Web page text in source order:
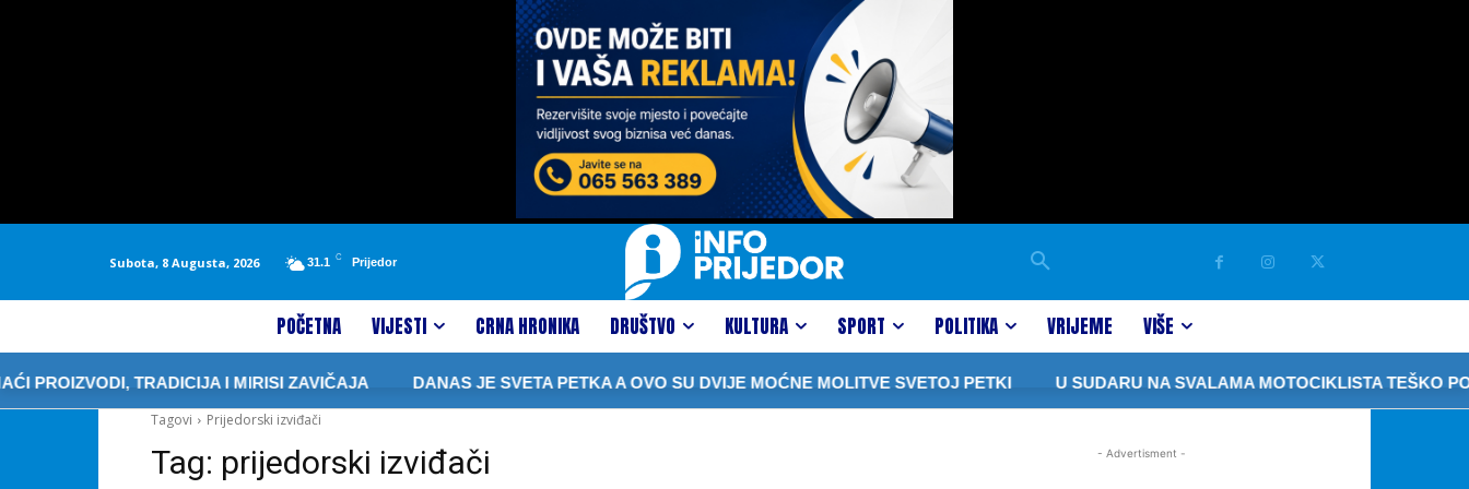
Subota, 8 Augusta, 2026 31.1 C Prijedor
POČETNA VIJESTI CRNA HRONIKA DRUŠTVO KULTURA SPORT POLITIKA VRIJEME VIŠE
PROIZVODI, TRADICIJA I MIRISI ZAVIČAJA DANAS JE SVETA PETKA A OVO SU DVIJE MOĆNE MOLITVE SVETOJ PETKI
U SUDARU NA SVALAMA MOTOCIKLISTA TEŠKO
Tagovi
Prijedorski izviđači
Tag: prijedorski izviđači - Advertisment -